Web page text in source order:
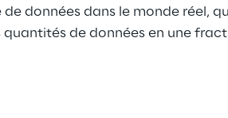
données dans le monde réel,
de données en une